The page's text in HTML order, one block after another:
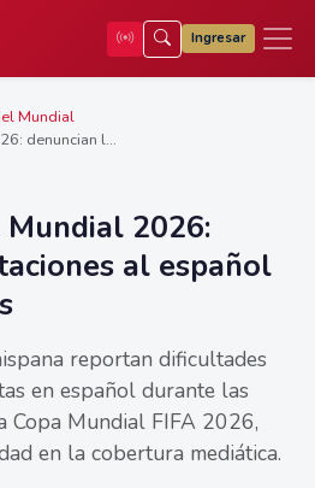
Ingresar
Mundial
denuncian l...
2026:
al español
reportan dificultades
en español durante las
Copa Mundial FIFA 2026,
en la cobertura mediática.